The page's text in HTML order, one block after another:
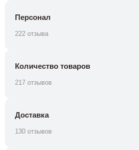
Персонал
222 отзыва
Количество товаров
217 отзывов
Доставка
130 отзывов